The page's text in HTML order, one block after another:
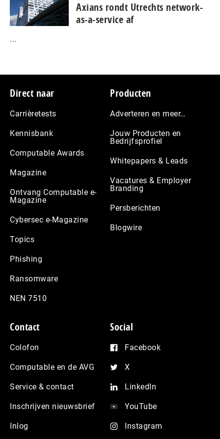
Axians rondt Utrechts network-
as-a-service af
...
Footer
Direct naar
Carrièretests
Kennisbank
Computable Awards
Magazine
Ontvang Computable e-
Magazine
Cybersec e-Magazine
Topics
Phishing
Ransomware
NEN 7510
Producten
Adverteren en meer…
Jouw Producten en
Bedrijfsprofiel
Whitepapers & Leads
Vacatures & Employer
Branding
Persberichten
Blogwire
Contact
Colofon
Computable en de AVG
Service & contact
Inschrijven nieuwsbrief
Inlog
Social
Facebook
X
LinkedIn
YouTube
Instagram